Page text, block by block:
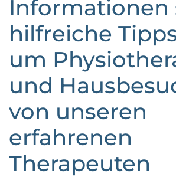
Informationen
hilfreiche
um
und
von unseren
erfahrenen
Therapeuten